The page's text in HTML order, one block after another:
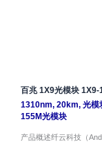
百兆 1X9光模块
1310nm, 20km, 光模
155M光模块
产品概述纤云科技（